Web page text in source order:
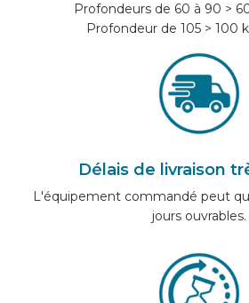
Profondeurs de 60 à 90 >
Profondeur de 105 > 100
Délais de livraison
L'équipement commandé peut
jours ouvrables.